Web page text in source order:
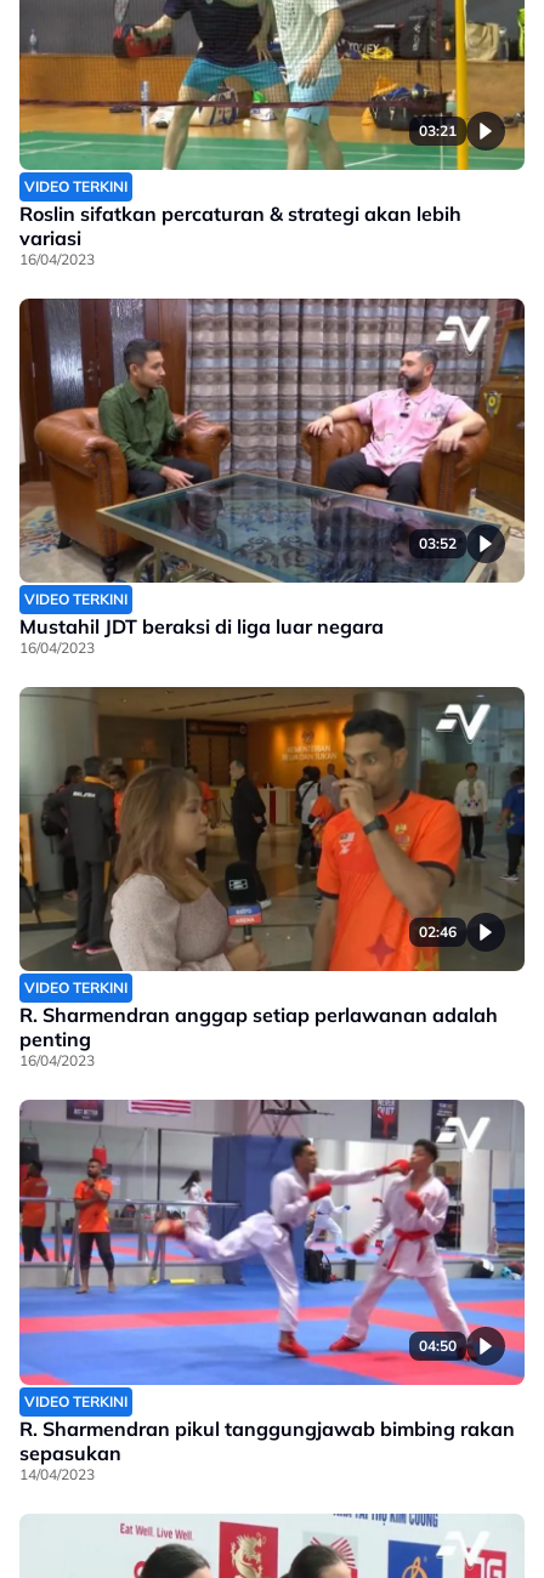
03:21
VIDEO TERKINI
Roslin sifatkan percaturan & strategi akan lebih
variasi
16/04/2023
03:52
VIDEO TERKINI
Mustahil JDT beraksi di liga luar negara
16/04/2023
02:46
VIDEO TERKINI
R. Sharmendran anggap setiap perlawanan adalah
penting
16/04/2023
04:50
VIDEO TERKINI
R. Sharmendran pikul tanggungjawab bimbing rakan
sepasukan
14/04/2023